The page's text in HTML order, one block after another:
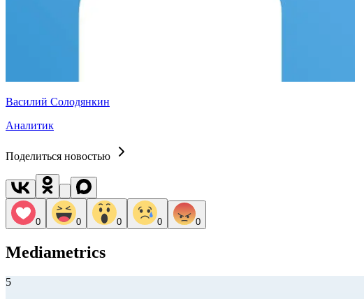
Василий Солодянкин
Аналитик
Поделиться новостью
0 0 0 0 0
Mediametrics
5